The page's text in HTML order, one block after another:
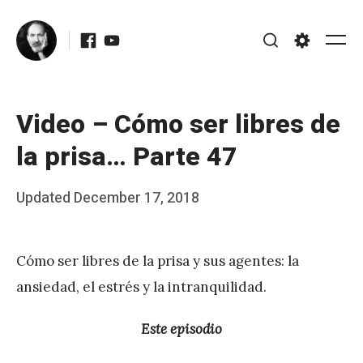
content
Facebook
Youtube
Video – Cómo ser libres de
la prisa… Parte 47
Posted
Updated December 17, 2018
b
J
A
Cómo ser libres de la prisa y sus agentes: la
ansiedad, el estrés y la intranquilidad.
Este episodio